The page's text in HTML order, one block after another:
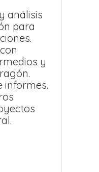
análisis
para
y
informes.